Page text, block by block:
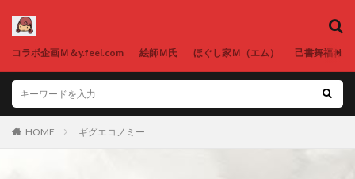
コラボ企画Ｍ＆y.feel.com 絵師Ｍ氏 ほぐし家Ｍ（エム） 己書舞福ねが
HOME ギグエコノミー